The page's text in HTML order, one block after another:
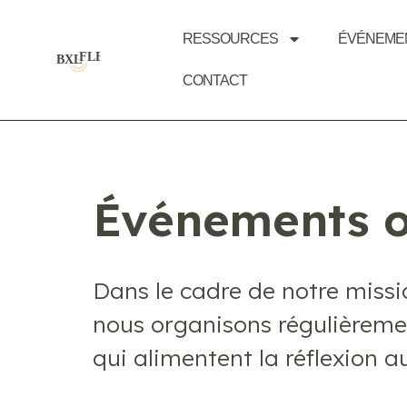
RESSOURCES
CONTACT
Événements
Dans le cadre de notre
nous organisons
qui alimentent la réflexion